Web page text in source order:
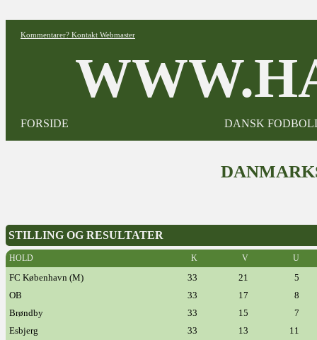
Kommentarer? Kontakt Webmaster
FORSIDE DANSK
STILLING OG RESULTATER
HOLD K V U
FC København (M) 33 21
5
OB
33 17
8
Brøndby
33 15
7
Esbjerg
33 13
11